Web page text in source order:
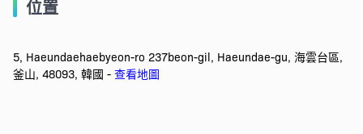
位置
5, Haeundaehaebyeon-ro 237beon-gil, Haeundae-gu, 海雲台區,
釜山, 48093, 韓國 - 查看地圖